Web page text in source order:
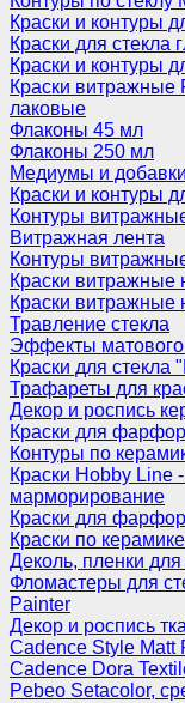
Краски и контуры
Краски для стекла
Краски и контуры
Краски витражные
лаковые
Флаконы 45 мл
Флаконы 250 мл
Медиумы и
Краски и контуры
Контуры
Витражная лента
Контуры
Краски витражные
Краски витражные
Травление стекла
Эффекты матового
Краски для
Трафареты для
Декор и роспись
Краски для
Контуры по
Краски Hobby Line
марморирование
Краски для
Краски по
Деколь, пленки
Фломастеры для
Painter
Декор и роспись
Cadence Style Matt
Cadence Dora
Pebeo Setacolor,